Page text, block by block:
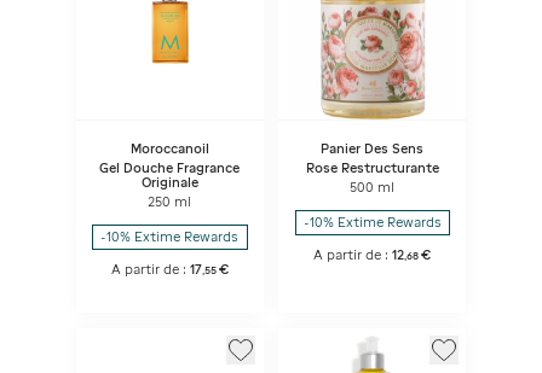
Moroccanoil
Gel Douche Fragrance
Originale
250 ml
-10% Extime Rewards
A partir de : 17 55 €
Panier Des Sens
Rose Restructurante
500 ml
-10% Extime Rewards
A partir de :12 ,68 €